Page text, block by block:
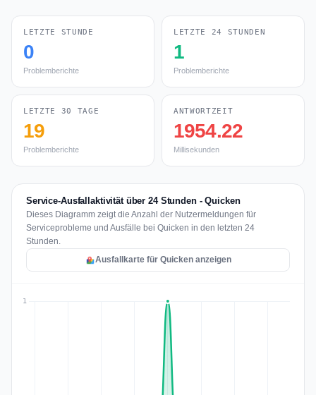
LETZTE STUNDE
0
Problemberichte
LETZTE 24 STUNDEN
1
Problemberichte
LETZTE 30 TAGE
19
Problemberichte
ANTWORTZEIT
1954.22
Millisekunden
Service-Ausfallaktivität über 24 Stunden - Quicken
Dieses Diagramm zeigt die Anzahl der Nutzermeldungen für
Serviceprobleme und Ausfälle bei Quicken in den letzten 24
Stunden.
Ausfallkarte für Quicken anzeigen